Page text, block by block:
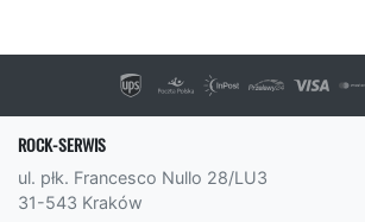
ROCK-SERWIS
ul. płk. Francesco Nullo 28/LU3
31-543 Kraków